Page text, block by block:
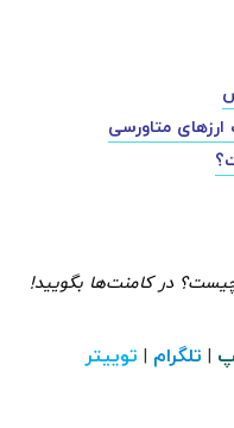
متاورسی
| تلگرام | توییتر